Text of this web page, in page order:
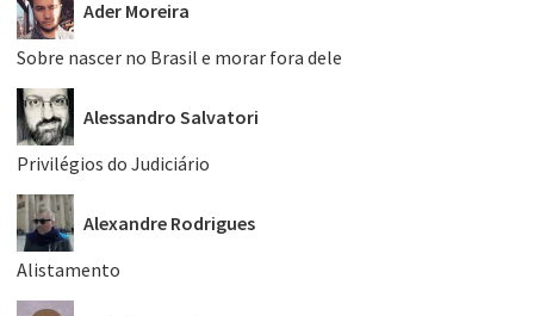
Ader Moreira
Sobre nascer no Brasil e morar fora dele
Alessandro Salvatori
Privilégios do Judiciário
Alexandre Rodrigues
Alistamento